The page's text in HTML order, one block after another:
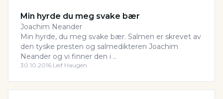
Min hyrde du meg svake bær
Joachim Neander
Min hyrde, du meg svake bær. Salmen er skrevet av
den tyske presten og salmedikteren Joachim
Neander og vi finner den i ..
30.10.2016·Leif Haugen